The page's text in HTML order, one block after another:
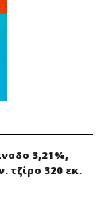
3,21%,
τζίρο 320 εκ.